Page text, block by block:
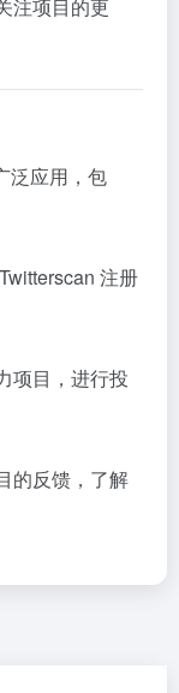
注项目的更
泛应用，包
注册
项目，进行投
的反馈，了解